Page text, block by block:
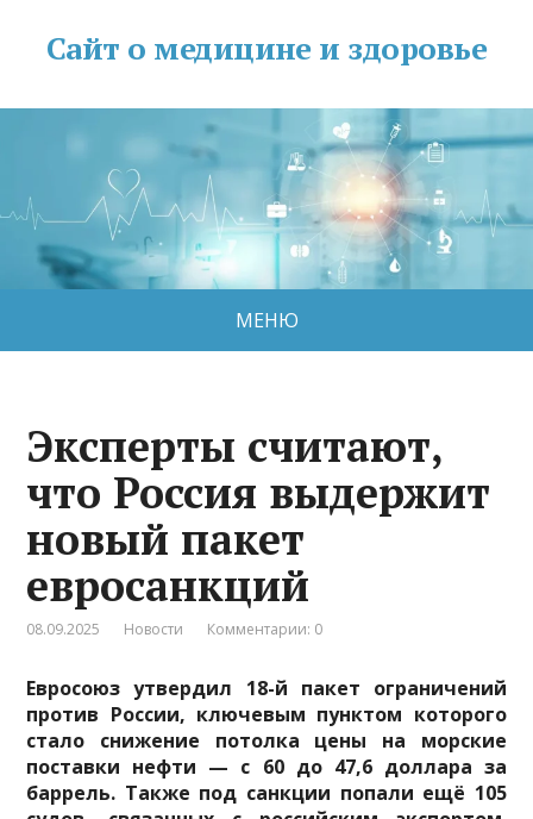
Сайт о медицине и здоровье
МЕНЮ
Эксперты считают,
что Россия выдержит
новый пакет
евросанкций
08.09.2025 Новости Комментарии: 0
Евросоюз утвердил 18-й пакет ограничений
против России, ключевым пунктом которого
стало снижение потолка цены на морские
поставки нефти — с 60 до 47,6 доллара за
баррель. Также под санкции попали ещё 105